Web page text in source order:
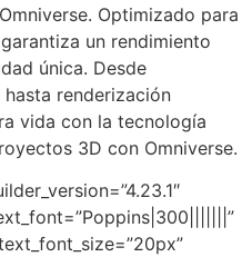
Optimizado para
un rendimiento
única. Desde
renderización
vida con la tecnología
3D con Omniverse.